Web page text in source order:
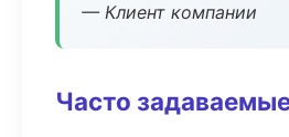
— Клиент компании
Часто